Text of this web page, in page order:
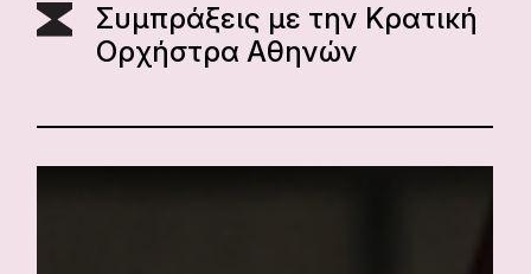
Συμπράξεις με την Κρατική
Ορχήστρα Αθηνών